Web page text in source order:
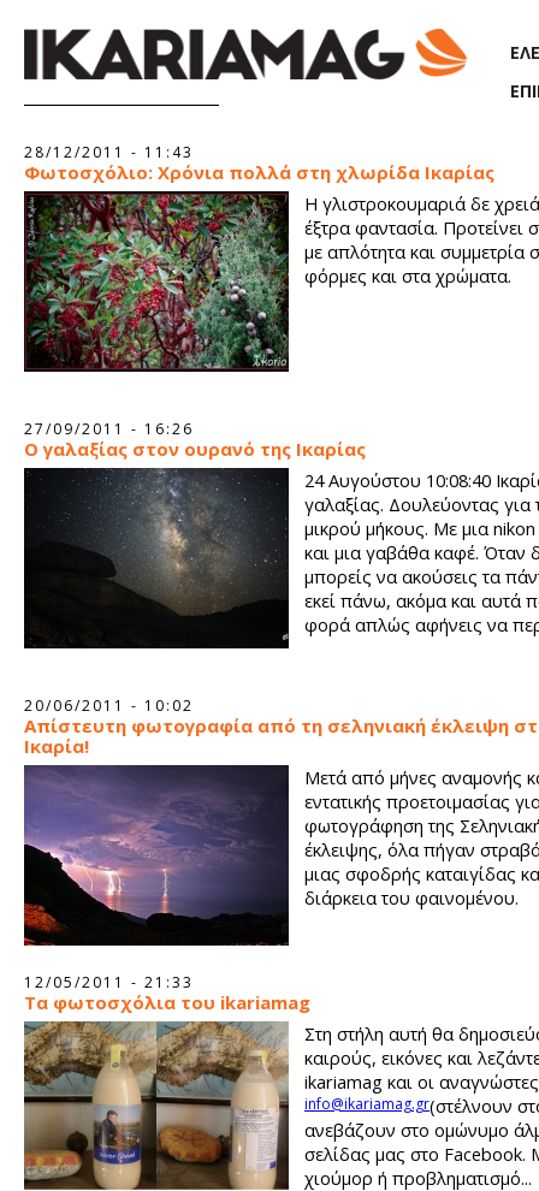
28/12/2011 - 11:43
Φωτοσχόλιο: Χρόνια πολλά στη χλωρίδα Ικαρίας
Η γλιστροκουμαριά δε
έξτρα φαντασία. Προτείνει
με απλότητα και συμμετρία
φόρμες και στα χρώματα.
27/09/2011 - 16:26
Ο γαλαξίας στον ουρανό της Ικαρίας
24 Αυγούστου 10:08:40
γαλαξίας. Δουλεύοντας για
μικρού μήκους. Με μια
και μια γαβάθα καφέ. Όταν
μπορείς να ακούσεις τα
εκεί πάνω, ακόμα και αυτά
φορά απλώς αφήνεις να
20/06/2011 - 10:02
Απίστευτη φωτογραφία από τη σεληνιακή έκλειψη
Ικαρία!
Μετά από μήνες αναμονής
εντατικής προετοιμασίας
φωτογράφηση της
έκλειψης, όλα πήγαν στραβά
μιας σφοδρής καταιγίδας
διάρκεια του φαινομένου.
12/05/2011 - 21:33
Τα φωτοσχόλια του ikariamag
Στη στήλη αυτή θα
καιρούς, εικόνες και
ikariamag και οι
(στέλνουν
info@ikariamag.gr
ανεβάζουν στο ομώνυμο
σελίδας μας στο Facebook.
χιούμορ ή προβληματισμό...